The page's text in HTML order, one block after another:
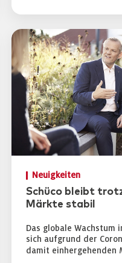
Neuigkeiten
Schüco bleibt
Märkte stabil
Das globale Wachstum
sich aufgrund der
damit einhergehenden